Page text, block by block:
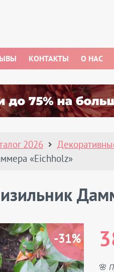
КОНТАКТЫ О НАС
2026
«Eichholz»
-31%
🌸